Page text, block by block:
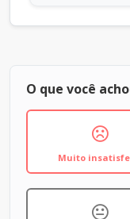
O que você
Muito